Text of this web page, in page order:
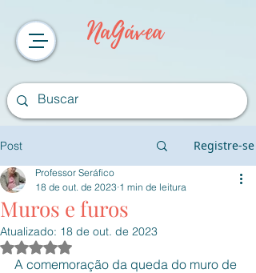
NaGávea
Post Registre-se
Muros e furos
Professor Seráfico
18 de out. de 2023 1 min de leitura
Atualizado: 18 de out. de 2023
Avaliado com NaN de 5 estrelas.
A comemoração da queda do muro de